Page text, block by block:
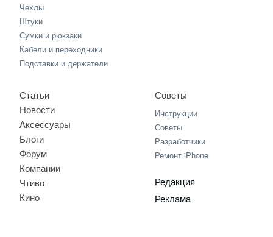
Чехлы
Штуки
Сумки и рюкзаки
Кабели и переходники
Подставки и держатели
Статьи
Новости
Аксессуары
Блоги
Форум
Компании
Чтиво
Кино
Советы
Инструкции
Советы
Разработчики
Ремонт iPhone
Редакция
Реклама